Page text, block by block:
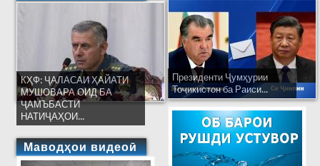
КҲФ: ҶАЛАСАИ ҲАЙАТИ
МУШОВАРА ОИД БА
ҶАМЪБАСТИ
НАТИҶАҲОИ...
Маводҳои видеоӣ
Президенти Ҷумҳурии
Тоҷикистон ба Раиси...